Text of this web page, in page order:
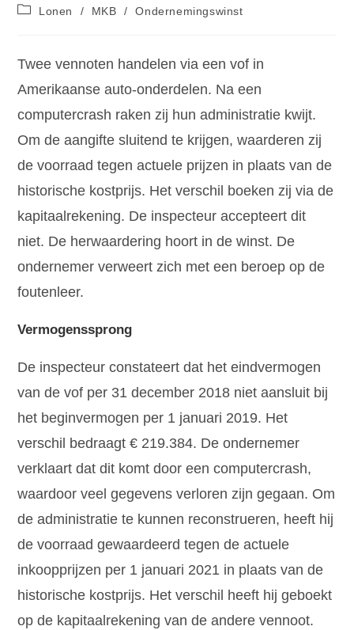
Lonen
/ MKB / Ondernemingswinst
Twee vennoten handelen via een vof in
Amerikaanse auto-onderdelen. Na een
computercrash raken zij hun administratie kwijt.
Om de aangifte sluitend te krijgen, waarderen zij
de voorraad tegen actuele prijzen in plaats van de
historische kostprijs. Het verschil boeken zij via de
kapitaalrekening. De inspecteur accepteert dit
niet. De herwaardering hoort in de winst. De
ondernemer verweert zich met een beroep op de
foutenleer.
Vermogenssprong
De inspecteur constateert dat het eindvermogen
van de vof per 31 december 2018 niet aansluit bij
het beginvermogen per 1 januari 2019. Het
verschil bedraagt € 219.384. De ondernemer
verklaart dat dit komt door een computercrash,
waardoor veel gegevens verloren zijn gegaan. Om
de administratie te kunnen reconstrueren, heeft hij
de voorraad gewaardeerd tegen de actuele
inkoopprijzen per 1 januari 2021 in plaats van de
historische kostprijs. Het verschil heeft hij geboekt
op de kapitaalrekening van de andere vennoot.